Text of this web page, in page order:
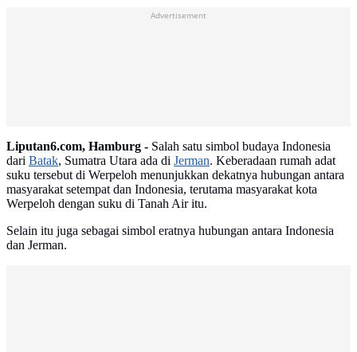
Advertisement
Liputan6.com, Hamburg - Salah satu simbol budaya Indonesia
dari Batak, Sumatra Utara ada di Jerman. Keberadaan rumah adat
suku tersebut di Werpeloh menunjukkan dekatnya hubungan antara
masyarakat setempat dan Indonesia, terutama masyarakat kota
Werpeloh dengan suku di Tanah Air itu.
Selain itu juga sebagai simbol eratnya hubungan antara Indonesia
dan Jerman.